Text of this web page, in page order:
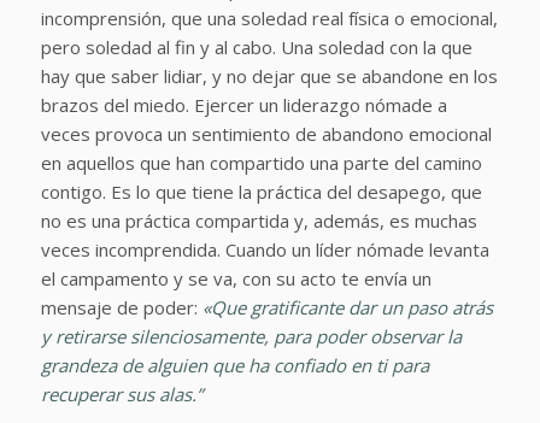
incomprensión, que una soledad real física o emocional,
pero soledad al fin y al cabo. Una soledad con la que
hay que saber lidiar, y no dejar que se abandone en los
brazos del miedo. Ejercer un liderazgo nómade a
veces provoca un sentimiento de abandono emocional
en aquellos que han compartido una parte del camino
contigo. Es lo que tiene la práctica del desapego, que
no es una práctica compartida y, además, es muchas
veces incomprendida. Cuando un líder nómade levanta
el campamento y se va, con su acto te envía un
mensaje de poder: «Que gratificante dar un paso atrás
y retirarse silenciosamente, para poder observar la
grandeza de alguien que ha confiado en ti para
recuperar sus alas.”